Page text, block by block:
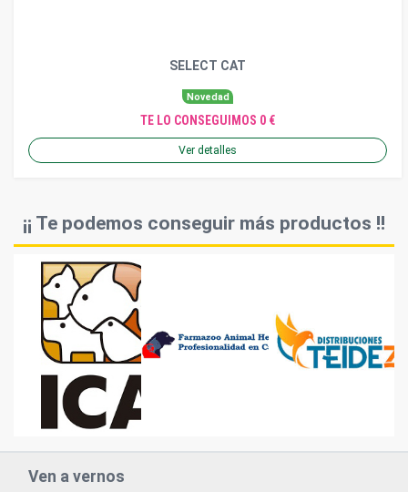
SELECT CAT
Novedad
TE LO CONSEGUIMOS 0 €
Ver detalles
¡¡ Te podemos conseguir más productos !!
Ven a vernos